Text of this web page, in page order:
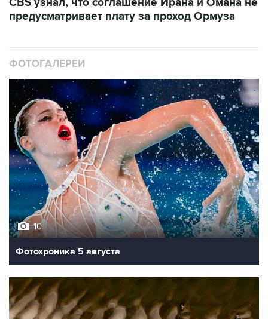
10
Фотохроника 5 августа